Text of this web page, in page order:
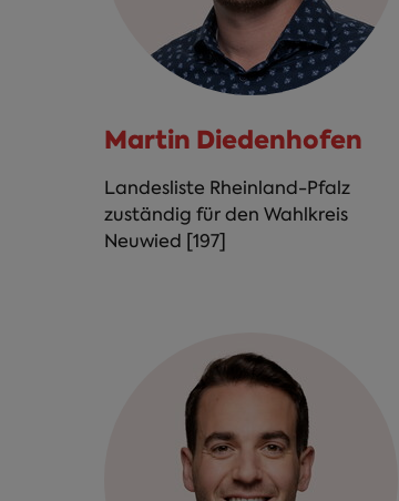
Martin Diedenhofen
Landesliste Rheinland-Pfalz
zuständig für den Wahlkreis
Neuwied [197]